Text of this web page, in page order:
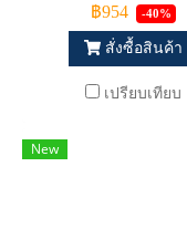
฿954 -40%
สั่งซื้อสินค้า
เปรียบเทียบ
New